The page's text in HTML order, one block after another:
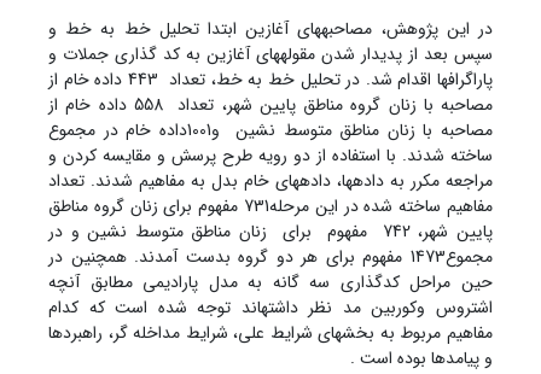
در این پژوهش، مصاحبه‏های آغازین ابتدا تحلیل خط به خط و
سپس بعد از پدیدار شدن مقوله‏های آغازین به کد گذاری جملات و
پاراگراف‏ها اقدام شد. در تحلیل خط به خط، تعداد 443 داده خام از
مصاحبه با زنان گروه مناطق پایین شهر، تعداد 558 داده خام از
مصاحبه با زنان مناطق متوسط نشین و1001داده خام در مجموع
ساخته شدند. با استفاده از دو رویه طرح پرسش و مقایسه کردن و
مراجعه مکرر به داده‏ها، داده‏های خام بدل به مفاهیم شدند. تعداد
مفاهیم ساخته شده در این مرحله731 مفهوم برای زنان گروه مناطق
پایین شهر، 742 مفهوم برای زنان مناطق متوسط نشین و در
مجموع1473 مفهوم برای هر دو گروه بدست آمدند. همچنین در
حین مراحل کدگذاری سه گانه به مدل پارادیمی مطابق آنچه
اشتروس وکوربین مد نظر داشته‏اند توجه شده است که کدام
مفاهیم مربوط به بخشهای شرایط علی، شرایط مداخله گر، راهبردها
و پیامدها بوده است .